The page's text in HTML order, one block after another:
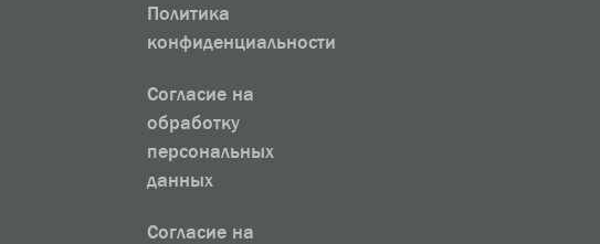
Политика
конфиденциальности
Согласие на
обработку
персональных
данных
Согласие на